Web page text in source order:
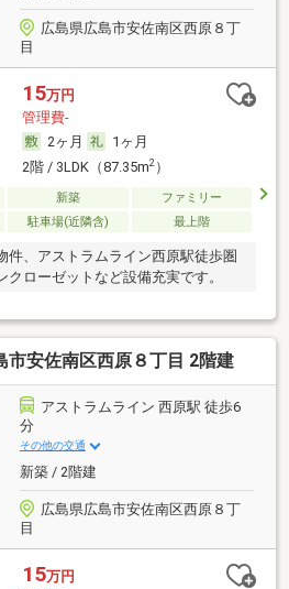
広島県広島市安佐南区西原８丁
目
15万円
管理費-
2ヶ月
1ヶ月
2階 / 3LDK（87.35m2）
新築
ファミリー
駐車場(近隣含) 最上階
件、アストラムライン西原駅徒歩圏
クローゼットなど設備充実です。
市安佐南区西原８丁目 2階建
アストラムライン 西原駅 徒歩6
分
その他の交通
新築 / 2階建
広島県広島市安佐南区西原８丁
目
15万円